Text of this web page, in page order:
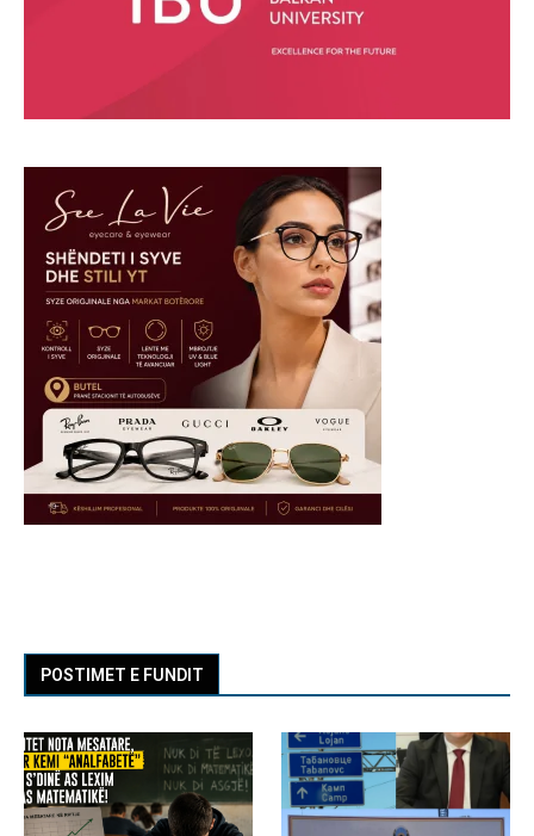
POSTIMET E FUNDIT